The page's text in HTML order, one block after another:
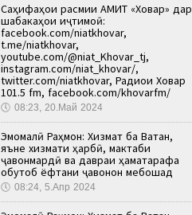
Саҳифаҳои расмии АМИТ «Ховар» дар
шабакаҳои иҷтимоӣ:
facebook.com/niatkhovar,
t.me/niatkhovar,
youtube.com/@niat_Khovar_tj,
instagram.com/niat_khovar/,
twitter.com/niatkhovar, Радиои Ховар
101.5 fm, facebook.com/khovarfm/
🕔 08:23, 20.Май 2024
Эмомалӣ Раҳмон: Хизмат ба Ватан,
яъне хизмати ҳарбӣ, мактаби
ҷавонмардӣ ва давраи ҳаматарафа
обутоб ёфтани ҷавонон мебошад
🕔 08:24, 5.Апр 2024